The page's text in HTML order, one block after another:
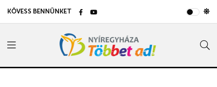
KÖVESS BENNÜNKET